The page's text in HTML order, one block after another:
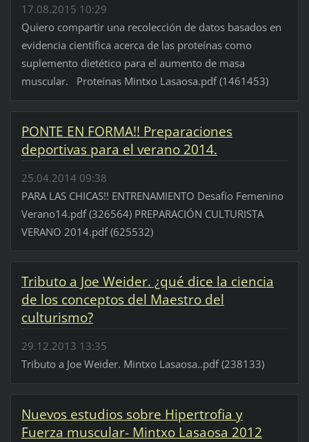
17.08.2015 10:29
Quiero compartir una recolección de datos basados en
evidencia científica acerca de las proteínas como
suplemento dietético para el aumento de masa
muscular. Proteínas Mintxo Lasaosa.pdf (1461453)
PONTE EN FORMA!! Preparaciones
deportivas para el verano 2014.
25.04.2014 09:38
PARA LAS CHICAS!! ENTRENAMIENTO Desafío Femenino
Verano14.pdf (326564) PREPARACIÓN CULTURISTA
VERANO 2014.pdf (625532)
Tributo a Joe Weider. ¿qué dice la ciencia
de los conceptos del Maestro del
culturismo?
29.12.2013 13:35
Tributo a Joe Weider. Mintxo Lasaosa..pdf (238133)
Nuevos estudios sobre Hipertrofia y
Fuerza muscular- Mintxo Lasaosa 2012